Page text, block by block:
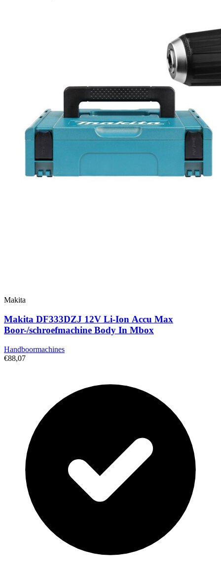
Makita
Makita DF333DZJ 12V Li-Ion Accu Max
Boor-/schroefmachine Body In Mbox
Handboormachines
€88,07